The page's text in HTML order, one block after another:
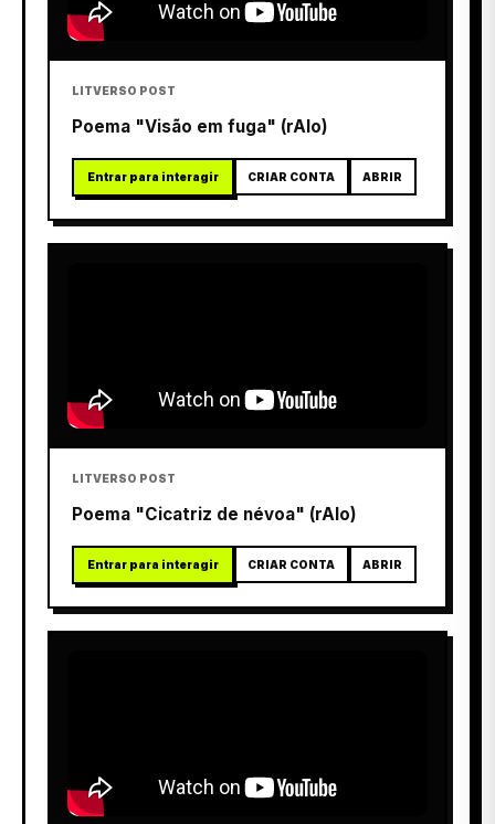
LITVERSO POST
Poema "Visão em fuga" (rAIo)
Entrar para interagir CRIAR CONTA ABRIR
LITVERSO POST
Poema "Cicatriz de névoa" (rAIo)
Entrar para interagir CRIAR CONTA ABRIR